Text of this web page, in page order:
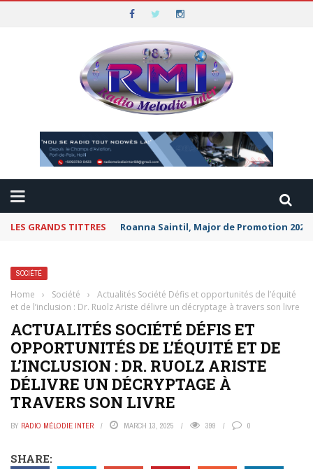
LES GRANDS TITTRES Roanna Saintil, Major de Promotion
SOCIÉTÉ
Home › Société ›
Actualités Société Défis et opportunités de l’équité
et de l’inclusion : Dr. Ruolz Ariste délivre un décryptage à travers son livre
ACTUALITÉS SOCIÉTÉ DÉFIS ET
OPPORTUNITÉS DE L’ÉQUITÉ ET DE
L’INCLUSION : DR. RUOLZ ARISTE
DÉLIVRE UN DÉCRYPTAGE À
TRAVERS SON LIVRE
BY RADIO MÉLODIE INTER MARCH 13, 2025 399 0
SHARE: